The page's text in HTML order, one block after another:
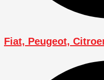
Fiat, Peugeot,